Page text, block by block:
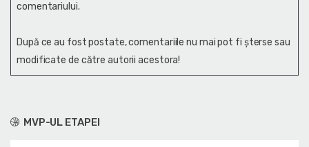
MVP-UL ETAPEI
comentariului.
După ce au fost postate, comentariile nu mai pot fi șterse sau
modificate de către autorii acestora!